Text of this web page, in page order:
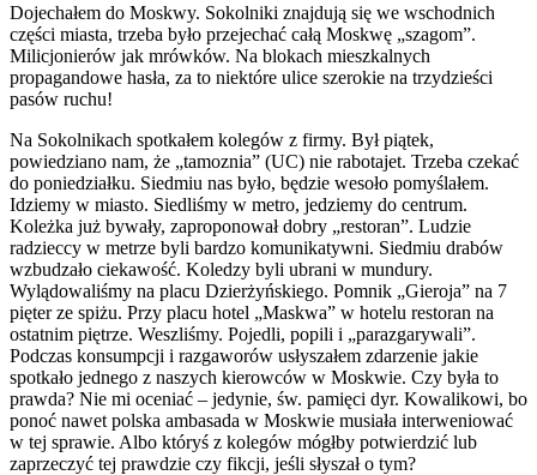
Dojechałem do Moskwy. Sokolniki znajdują się we wschodnich
części miasta, trzeba było przejechać całą Moskwę „szagom”.
Milicjonierów jak mrówków. Na blokach mieszkalnych
propagandowe hasła, za to niektóre ulice szerokie na trzydzieści
pasów ruchu!
Na Sokolnikach spotkałem kolegów z firmy. Był piątek,
powiedziano nam, że „tamoznia” (UC) nie rabotajet. Trzeba czekać
do poniedziałku. Siedmiu nas było, będzie wesoło pomyślałem.
Idziemy w miasto. Siedliśmy w metro, jedziemy do centrum.
Koleżka już bywały, zaproponował dobry „restoran”. Ludzie
radzieccy w metrze byli bardzo komunikatywni. Siedmiu drabów
wzbudzało ciekawość. Koledzy byli ubrani w mundury.
Wylądowaliśmy na placu Dzierżyńskiego. Pomnik „Gieroja” na 7
pięter ze spiżu. Przy placu hotel „Maskwa” w hotelu restoran na
ostatnim piętrze. Weszliśmy. Pojedli, popili i „parazgarywali”.
Podczas konsumpcji i razgaworów usłyszałem zdarzenie jakie
spotkało jednego z naszych kierowców w Moskwie. Czy była to
prawda? Nie mi oceniać – jedynie, św. pamięci dyr. Kowalikowi, bo
ponoć nawet polska ambasada w Moskwie musiała interweniować
w tej sprawie. Albo któryś z kolegów mógłby potwierdzić lub
zaprzeczyć tej prawdzie czy fikcji, jeśli słyszał o tym?